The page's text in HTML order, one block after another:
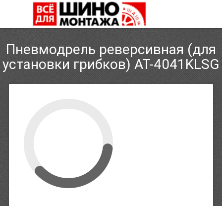
Пневмодрель реверсивная (для
установки грибков) AT-4041KLSG